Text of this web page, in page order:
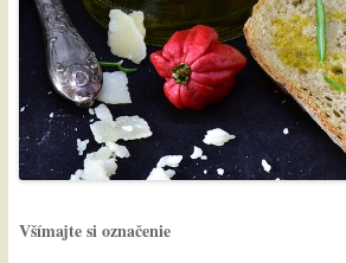
Všímajte si označenie